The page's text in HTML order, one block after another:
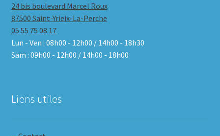
24 bis boulevard Marcel Roux
87500 Saint-Yrieix-La-Perche
05 55 75 08 17
Lun - Ven : 08h00 - 12h00 / 14h00 - 18h30
Sam : 09h00 - 12h00 / 14h00 - 18h00
Liens utiles